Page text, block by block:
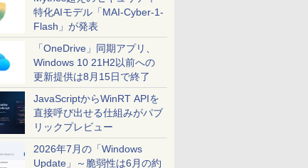
特化AIモデル「MAI-Cyber-1-
Flash」が発表
「OneDrive」同期アプリ、
Windows 10 21H2以前への
更新提供は8月15日で終了
JavaScriptからWinRT APIを
直接呼び出せる仕組みがパブ
リックプレビュー
2026年7月の「Windows
Update」～脆弱性は6月の約